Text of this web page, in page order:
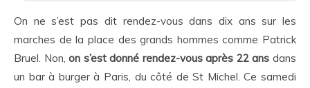
On ne s’est pas dit rendez-vous dans dix ans sur les
marches de la place des grands hommes comme Patrick
Bruel. Non, on s’est donné rendez-vous après 22 ans dans
un bar à burger à Paris, du côté de St Michel. Ce samedi